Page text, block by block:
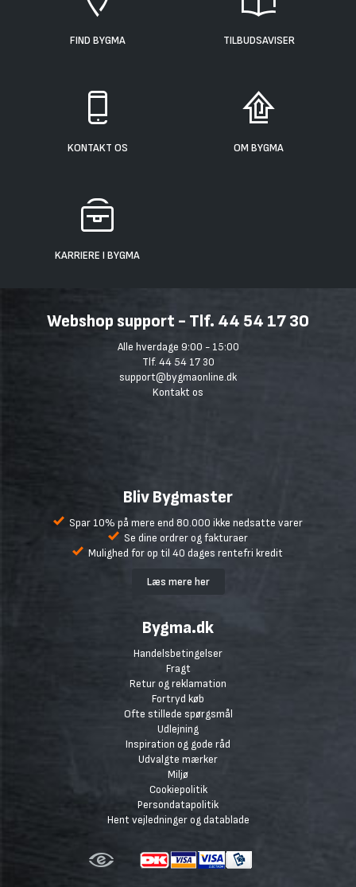
FIND BYGMA TILBUDSAVISER
KONTAKT OS OM BYGMA
KARRIERE I BYGMA
Webshop support - Tlf. 44 54 17 30
Alle hverdage 9:00 - 15:00
Tlf. 44 54 17 30
support@bygmaonline.dk
Kontakt os
Bliv Bygmaster
Spar 10% på mere end 80.000 ikke nedsatte varer
Se dine ordrer og fakturaer
Mulighed for op til 40 dages rentefri kredit
Læs mere her
Bygma.dk
Handelsbetingelser
Fragt
Retur og reklamation
Fortryd køb
Ofte stillede spørgsmål
Udlejning
Inspiration og gode råd
Udvalgte mærker
Miljø
Cookiepolitik
Persondatapolitik
Hent vejledninger og datablade